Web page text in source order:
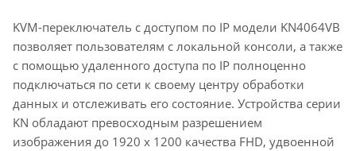
KVM-переключатель с доступом по IP модели KN4064VB
позволяет пользователям с локальной консоли, а также
с помощью удаленного доступа по IP полноценно
подключаться по сети к своему центру обработки
данных и отслеживать его состояние. Устройства серии
KN обладают превосходным разрешением
изображения до 1920 x 1200 качества FHD, удвоенной